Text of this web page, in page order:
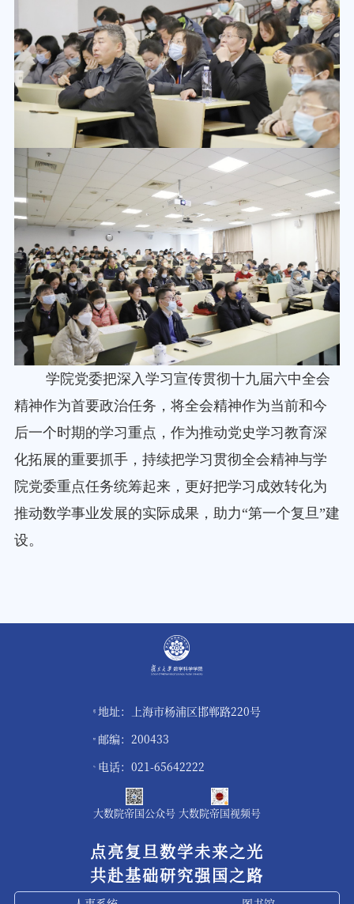
学院党委把深入学习宣传贯彻十九届六中全会
精神作为首要政治任务，将全会精神作为当前和今
后一个时期的学习重点，作为推动党史学习教育深
化拓展的重要抓手，持续把学习贯彻全会精神与学
院党委重点任务统筹起来，更好把学习成效转化为
推动数学事业发展的实际成果，助力“第一个复旦”建
设。
地址：上海市杨浦区邯郸路220号
邮编：200433
电话：021-65642222
大数院帝国公众号 大数院帝国视频号
点亮复旦数学未来之光
共赴基础研究强国之路